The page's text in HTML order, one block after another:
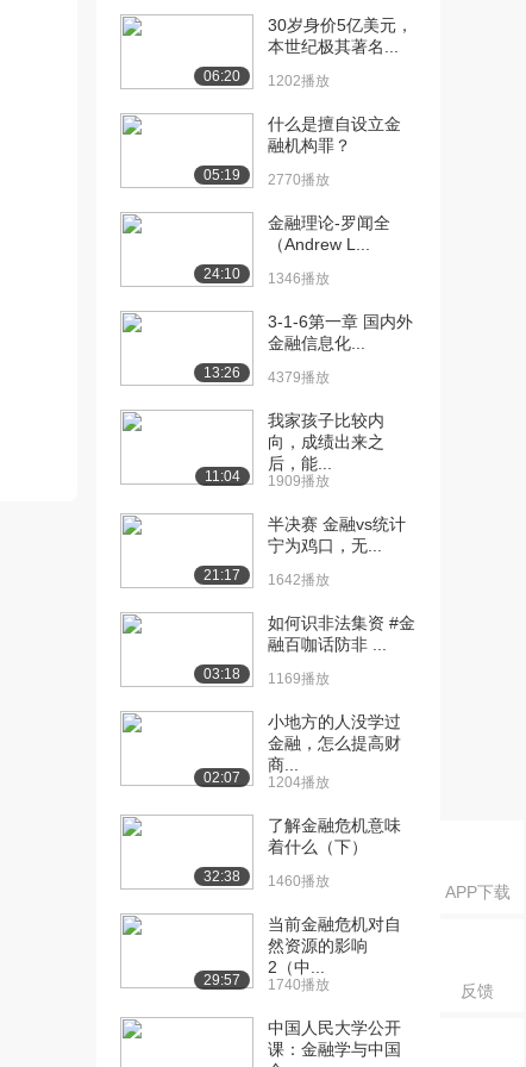
APP下载
反馈
[10] 【莱比锡大学】金融
风险管理（201...
977播放
25:22
[11] 【莱比锡大学】金融
25:25
[12] 【莱比锡大学】金融
25:23
[13] 【莱比锡大学】金融
30:11
[14] 【莱比锡大学】金融
30:19
[15] 【莱比锡大学】金融
30:08
[16] 【莱比锡大学】金融
风险管理（201...
30:34
风险管理（201...
风险管理（201...
风险管理（201...
[20] 【莱比锡大学】金融
风险管理（201...
1077播放
06:20
30岁身价5亿美元，
本世纪极其著名...
1202播放
05:19
什么是擅自设立金
融机构罪？
2770播放
24:10
金融理论-罗闻全
（Andrew L...
1346播放
13:26
3-1-6第一章 国内外
金融信息化...
4379播放
11:04
我家孩子比较内
向，成绩出来之
后，能...
1909播放
21:17
半决赛 金融vs统计
宁为鸡口，无...
1642播放
03:18
如何识非法集资 #金
融百咖话防非 ...
1169播放
02:07
小地方的人没学过
金融，怎么提高财
商...
1204播放
32:38
了解金融危机意味
着什么（下）
1460播放
29:57
当前金融危机对自
然资源的影响
2（中...
1740播放
中国人民大学公开
课：金融学与中国